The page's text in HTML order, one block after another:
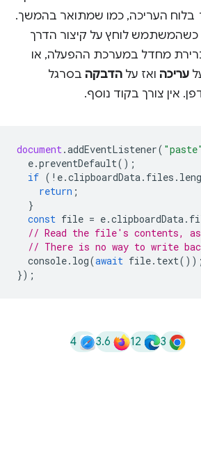
העריכה, כמו שמתואר בהמשך.
לוחץ על קיצור הדרך
מחדל במערכת ההפעלה, או
ואז על הדבקהבסרגל
צורך בקוד נוסף.
document.addEventListener(
e.preventDefault
if (!e.clipboardData.files.
return
const file = e.clipboardData
// Read the file's
// There is no way to write
console.log(await file.text
3
12
3.6
4